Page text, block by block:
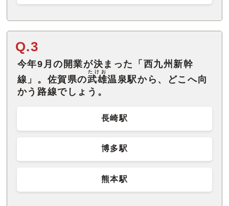
Q.3
今年9月の開業が決まった「西九州新幹
線」。佐賀県の武雄
たけお
温泉駅から、どこへ向
かう路線でしょう。
長崎駅
博多駅
熊本駅